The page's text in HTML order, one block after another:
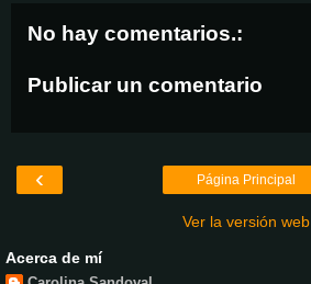
No hay comentarios.:
Publicar un comentario
‹ Página Principal
Ver la versión web
Acerca de mí